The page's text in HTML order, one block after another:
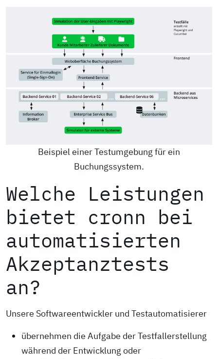
Beispiel einer Testumgebung für ein
Buchungssystem.
Welche Leistungen
bietet cronn bei
automatisierten
Akzeptanztests
an?
Unsere Softwareentwickler und Testautomatisierer
übernehmen die Aufgabe der Testfallerstellung
während der Entwicklung oder